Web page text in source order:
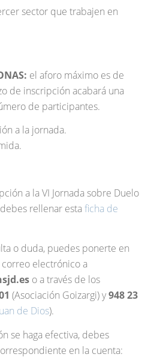
sector que trabajen en
el aforo máximo es de
de inscripción acabará una
de participantes.
a la jornada.
a la VI Jornada sobre Duelo
rellenar esta ficha de
o duda, puedes ponerte en
electrónico a
o a través de los
(Asociación Goizargi) y948 23
de Dios).
se haga efectiva, debes
en la cuenta: